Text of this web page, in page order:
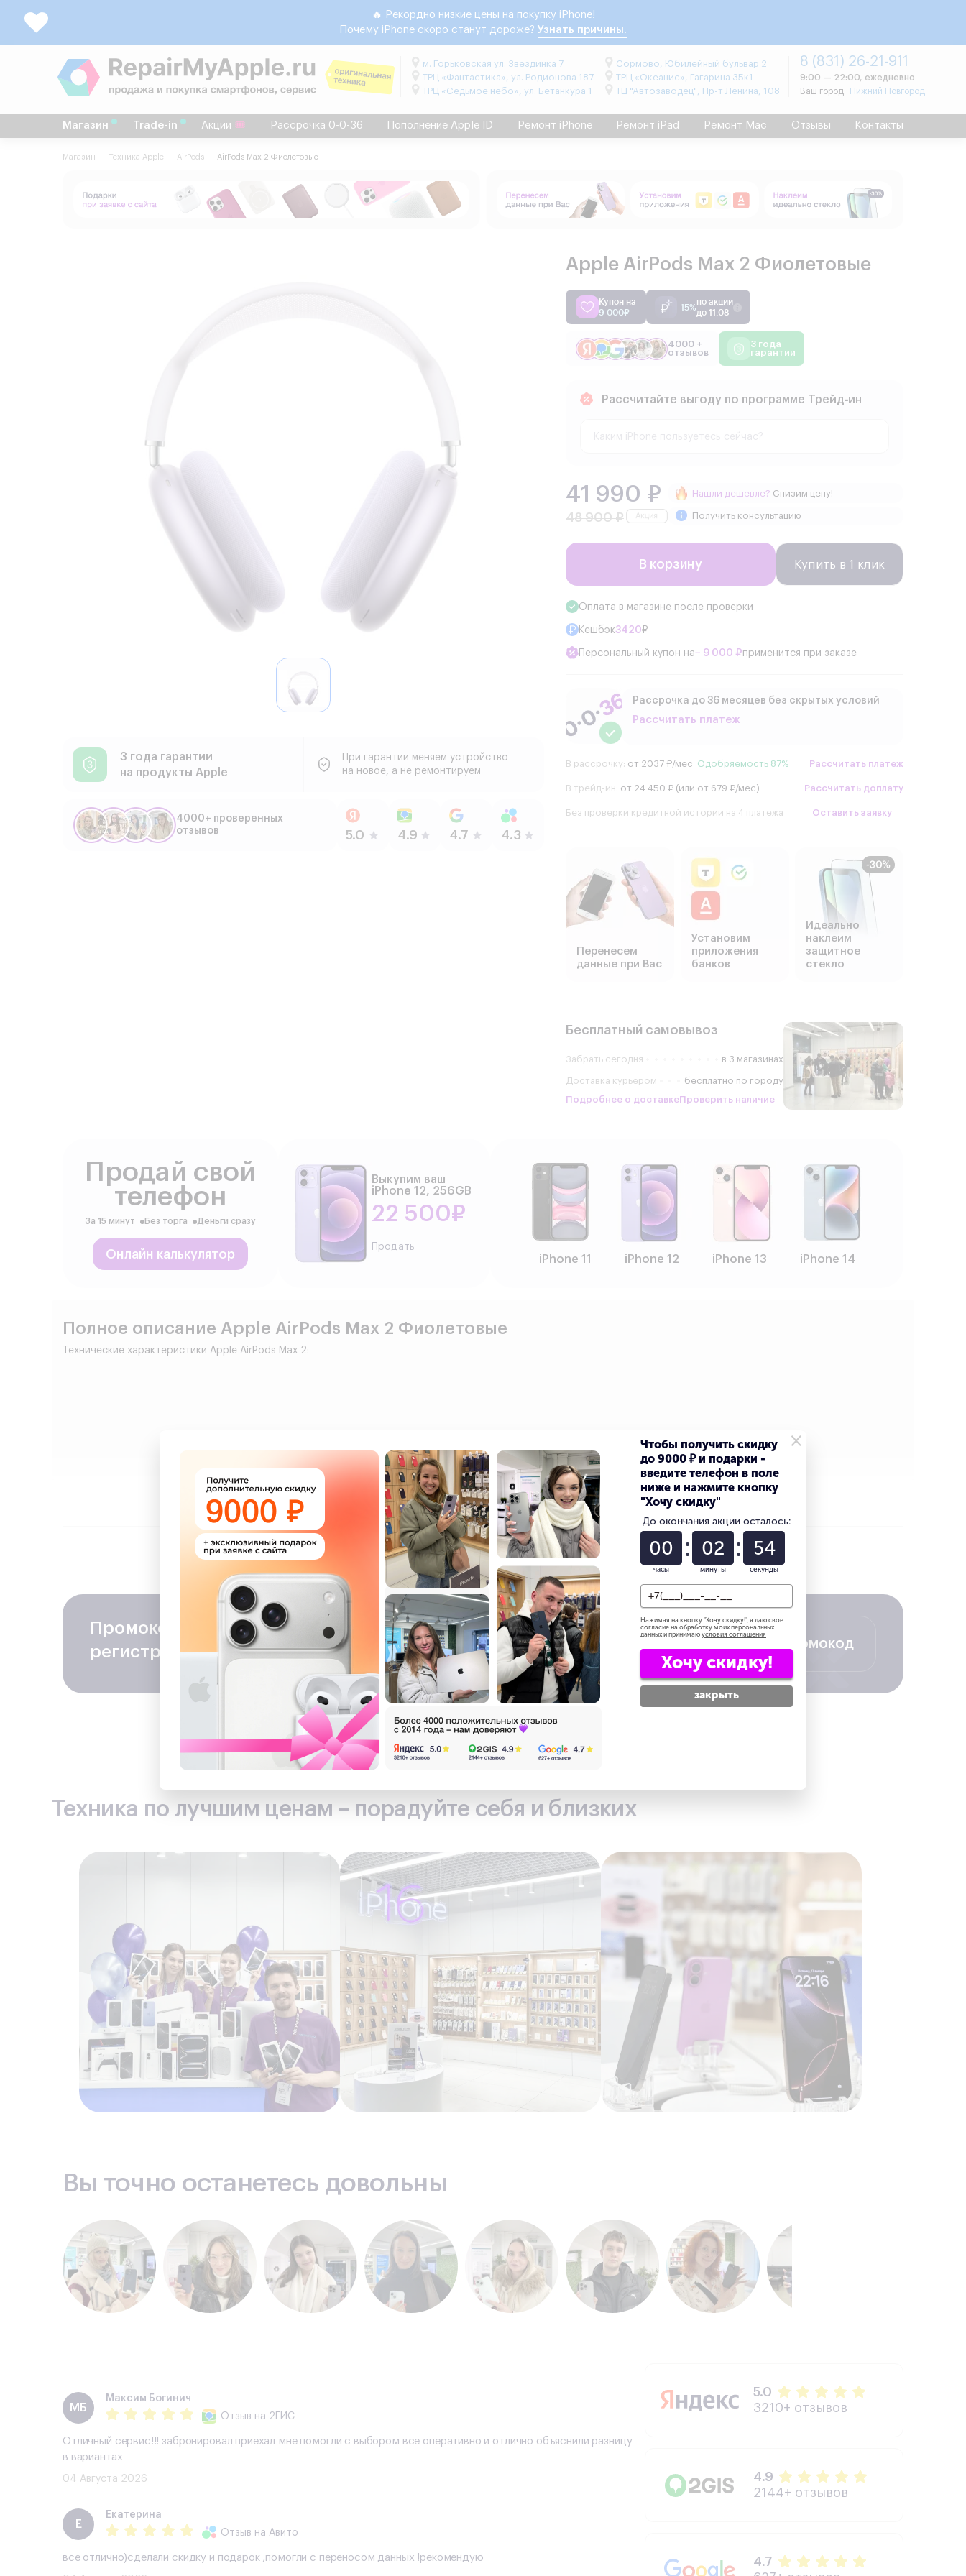
🔥 Рекордно низкие цены на покупку iPhone!
Почему iPhone скоро станут дороже? Узнать причины.
м. Горьковская ул. Звездинка 7
ТРЦ «Фантастика», ул. Родионова 187
ТРЦ «Седьмое небо», ул. Бетанкура 1
Сормово, Юбилейный бульвар 2
ТРЦ «Океанис», Гагарина 35к1
ТЦ "Автозаводец", Пр-т Ленина, 108
8 (831) 26-21-911
9:00 — 22:00, ежедневно
Ваш город:
Нижний Новгород
Магазин Trade-in Акции Рассрочка 0-0-36 Пополнение Apple ID Ремонт iPhone Ремонт iPad Ремонт Mac Отзывы Контакты
Магазин Техника Apple AirPods AirPods Max 2 Фиолетовые
3 года гарантии
на продукты Apple
При гарантии меняем устройство
на новое, а не ремонтируем
4000+ проверенных
отзывов
Apple AirPods Max 2 Фиолетовые
Купон на
9 000₽
-15%по акции
до 11.08
4000 +
отзывов
3 года
гарантии
Рассчитайте выгоду по программе Трейд‑ин
41 990 ₽
48 900 ₽
Нашли дешевле? Снизим цену!
Получить консультацию
В корзину Купить в 1 клик
Оплата в магазине после проверки
Кешбэк3420₽
Персональный купон на− 9 000 ₽применится при заказе
Рассрочка до 36 месяцев без скрытых условий
Рассчитать платеж
В рассрочку: от 2037 ₽/мес Одобряемость 87% Рассчитать платеж
В трейд-ин: от 24 450 ₽ (или от 679 ₽/мес) Рассчитать доплату
Без проверки кредитной истории на 4 платежа Оставить заявку
Перенесем
данные при Вас
Установим
приложения
банков
Идеально
наклеим
защитное
стекло
Бесплатный самовывоз
Забрать сегодня в 3 магазинах
Доставка курьером
бесплатно по городу
Подробнее о доставке Проверить наличие
Продай свой
телефон
За 15 минут Без торга Деньги сразу
Онлайн калькулятор
Выкупим ваш
iPhone 12, 256GB
22 500₽
Продать
iPhone 11 iPhone 12 iPhone 13 iPhone 14
Полное описание Apple AirPods Max 2 Фиолетовые
Технические характеристики Apple AirPods Max 2:
Показать текст
Сделайте свою покупку ещё выгоднее
Промокод на скидку − 1000 ₽
регистрацию в программе лояльности
Получить промокод
Техника по лучшим ценам – порадуйте себя и близких
Вы точно останетесь довольны
5.0
3210+ отзывов
4.9
2144+ отзывов
4.7
МБ
Максим Богинич
Отзыв на 2ГИС
Отличный сервис!!! забронировал приехал мне помогли с выбором все оперативно и отлично объяснили разницу
в вариантах
04 Августа 2026
Е
Екатерина
Отзыв на Авито
все отлично)сделали скидку и подарок ,помогли с переносом данных !рекомендую
×
Чтобы получить скидку
до 9000 ₽ и подарки -
введите телефон в поле
ниже и нажмите кнопку
"Хочу скидку"
До окончания акции осталось:
00
часы
02
минуты
53
секунды
Нажимая на кнопку "Хочу скидку!", я даю свое
согласие на обработку моих персональных
данных и принимаю условия соглашения
Хочу скидку!
закрыть